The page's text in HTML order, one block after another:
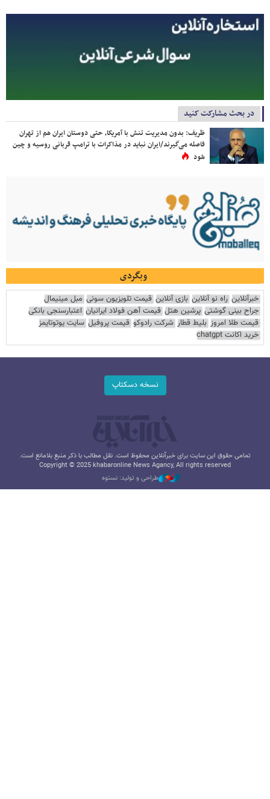
در بحث مشارکت کنید
ظریف: بدون مدیریت تنش با آمریکا، حتی دوستان ایران هم از تهران
فاصله می‌گیرند/ایران نباید در مذاکرات با ترامپ قربانی روسیه و چین
شود
وبگردی
خبرآنلاین راه نو آنلاین بازی آنلاین قیمت تلویزیون سونی مبل مینیمال
جراح بینی گوشتی پرشین هتل قیمت آهن فولاد ایرانیان اعتبارسنجی بانکی
قیمت طلا امروز بلیط قطار شرکت رادوکو قیمت پروفیل سایت یوتوتایمز
خرید اکانت chatgpt
نسخه دسکتاپ
تمامی حقوق این سایت برای خبرآنلاین محفوظ است. نقل مطالب با ذکر منبع بلامانع است.
Copyright © 2025 khabaronline News Agancy, All rights reserved
طراحی و تولید: نستوه